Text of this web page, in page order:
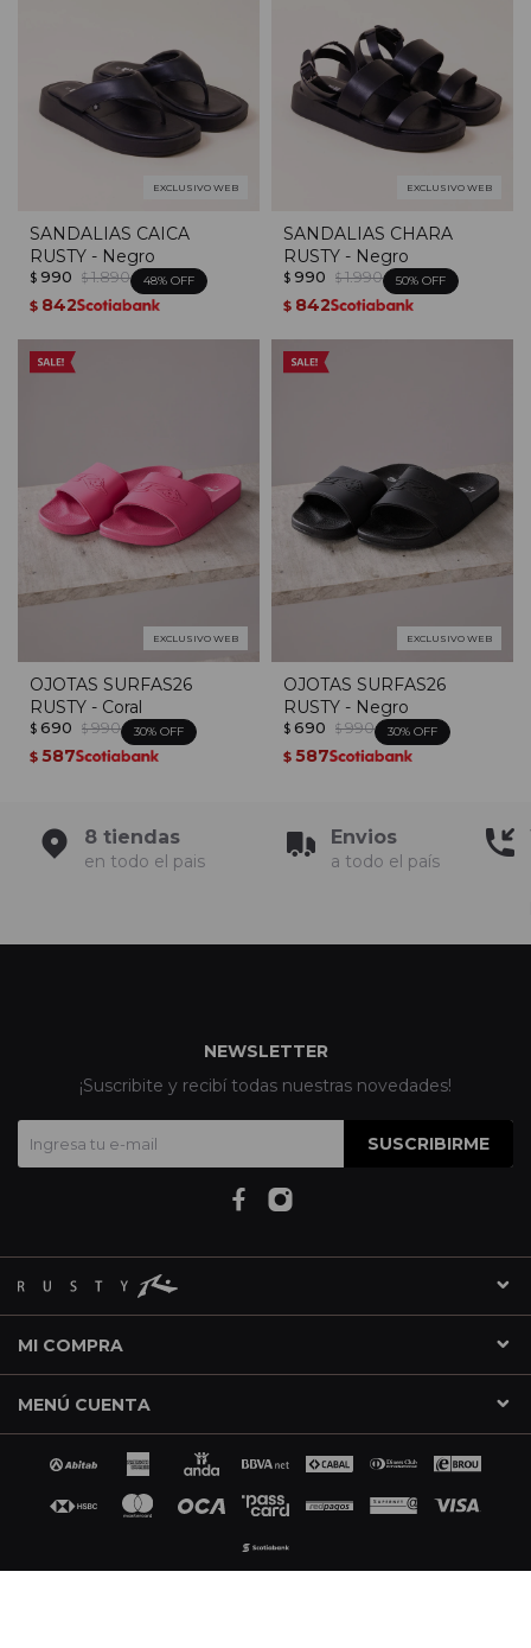
EXCLUSIVO WEB
SANDALIAS CAICA
RUSTY - Negro
$ 990 $ 1.890 48
$ 842
EXCLUSIVO WEB
SANDALIAS CHARA
RUSTY - Negro
$ 990 $ 1.990 50
$ 842
EXCLUSIVO WEB
OJOTAS SURFAS26
RUSTY - Coral
$ 690 $ 990 30
$ 587
EXCLUSIVO WEB
OJOTAS SURFAS26
RUSTY - Negro
$ 690 $ 990 30
$ 587
8 tiendas
en todo el pais
Envios
a todo el país
MI COMPRA
MENÚ CUENTA
NEWSLETTER
¡Suscribite y recibí todas nuestras novedades!
SUSCRIBIRME